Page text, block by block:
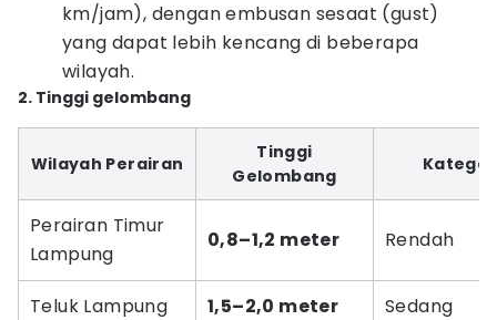
km/jam), dengan embusan sesaat (gust)
yang dapat lebih kencang di beberapa
wilayah.
2. Tinggi gelombang
Wilayah Perairan
Tinggi
Gelombang
Perairan Timur
Lampung
0,8–1,2 meter Rendah
Teluk Lampung 1,5–2,0 meter Sedang